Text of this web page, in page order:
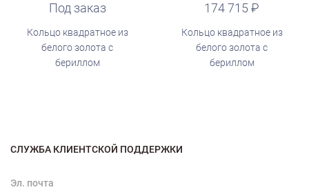
Под заказ
Кольцо квадратное из
белого золота с
бериллом
174 715
руб.
Кольцо квадратное из
белого золота с
бериллом
СЛУЖБА КЛИЕНТСКОЙ ПОДДЕРЖКИ
Эл. почта